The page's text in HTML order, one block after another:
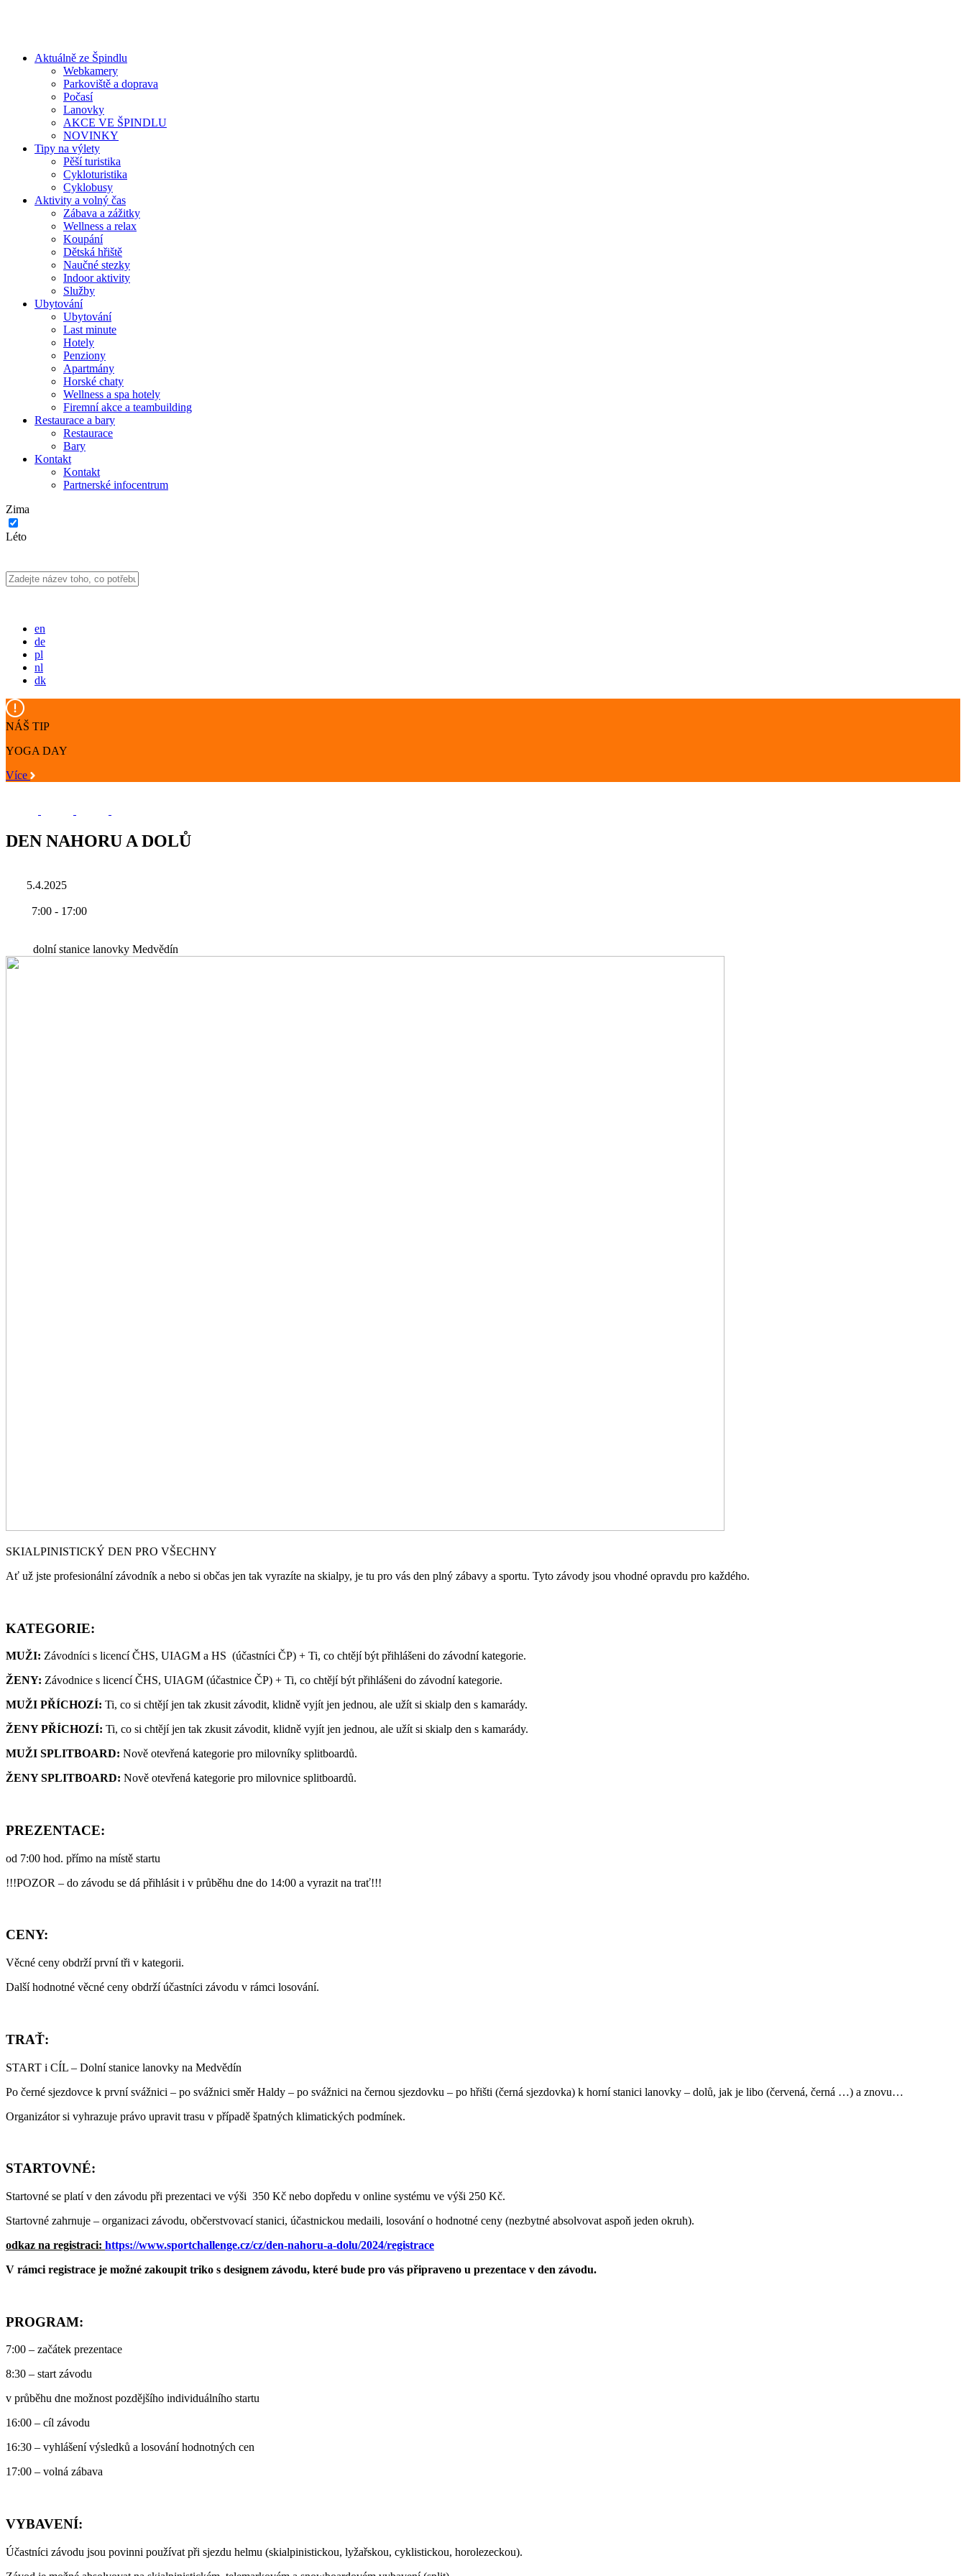
Aktuálně ze Špindlu
Webkamery
Parkoviště a doprava
Počasí
Lanovky
AKCE VE ŠPINDLU
NOVINKY
Tipy na výlety
Pěší turistika
Cykloturistika
Cyklobusy
Aktivity a volný čas
Zábava a zážitky
Wellness a relax
Koupání
Dětská hřiště
Naučné stezky
Indoor aktivity
Služby
Ubytování
Ubytování
Last minute
Hotely
Penziony
Apartmány
Horské chaty
Wellness a spa hotely
Firemní akce a teambuilding
Restaurace a bary
Restaurace
Bary
Kontakt
Kontakt
Partnerské infocentrum
Zima
Léto
en
de
pl
nl
dk
NÁŠ TIP
YOGA DAY
Více
DEN NAHORU A DOLŮ
5.4.2025
7:00 - 17:00
dolní stanice lanovky Medvědín
SKIALPINISTICKÝ DEN PRO VŠECHNY
Ať už jste profesionální závodník a nebo si občas jen tak vyrazíte na skialpy, je tu pro vás den plný zábavy a sportu. Tyto závody jsou vhodné opravdu pro každého.
KATEGORIE:
MUŽI: Závodníci s licencí ČHS, UIAGM a HS (účastníci ČP) + Ti, co chtějí být přihlášeni do závodní kategorie.
ŽENY: Závodnice s licencí ČHS, UIAGM (účastnice ČP) + Ti, co chtějí být přihlášeni do závodní kategorie.
MUŽI PŘÍCHOZÍ: Ti, co si chtějí jen tak zkusit závodit, klidně vyjít jen jednou, ale užít si skialp den s kamarády.
ŽENY PŘÍCHOZÍ: Ti, co si chtějí jen tak zkusit závodit, klidně vyjít jen jednou, ale užít si skialp den s kamarády.
MUŽI SPLITBOARD: Nově otevřená kategorie pro milovníky splitboardů.
ŽENY SPLITBOARD: Nově otevřená kategorie pro milovnice splitboardů.
PREZENTACE:
od 7:00 hod. přímo na místě startu
!!!POZOR – do závodu se dá přihlásit i v průběhu dne do 14:00 a vyrazit na trať!!!
CENY:
Věcné ceny obdrží první tři v kategorii.
Další hodnotné věcné ceny obdrží účastníci závodu v rámci losování.
TRAŤ:
START i CÍL – Dolní stanice lanovky na Medvědín
Po černé sjezdovce k první svážnici – po svážnici směr Haldy – po svážnici na černou sjezdovku – po hřišti (černá sjezdovka) k horní stanici lanovky – dolů, jak je libo (červená, černá …) a znovu…
Organizátor si vyhrazuje právo upravit trasu v případě špatných klimatických podmínek.
STARTOVNÉ:
Startovné se platí v den závodu při prezentaci ve výši 350 Kč nebo dopředu v online systému ve výši 250 Kč.
Startovné zahrnuje – organizaci závodu, občerstvovací stanici, účastnickou medaili, losování o hodnotné ceny (nezbytné absolvovat aspoň jeden okruh).
odkaz na registraci: https://www.sportchallenge.cz/cz/den-nahoru-a-dolu/2024/registrace
V rámci registrace je možné zakoupit triko s designem závodu, které bude pro vás připraveno u prezentace v den závodu.
PROGRAM:
7:00 – začátek prezentace
8:30 – start závodu
v průběhu dne možnost pozdějšího individuálního startu
16:00 – cíl závodu
16:30 – vyhlášení výsledků a losování hodnotných cen
17:00 – volná zábava
VYBAVENÍ:
Účastníci závodu jsou povinni používat při sjezdu helmu (skialpinistickou, lyžařskou, cyklistickou, horolezeckou).